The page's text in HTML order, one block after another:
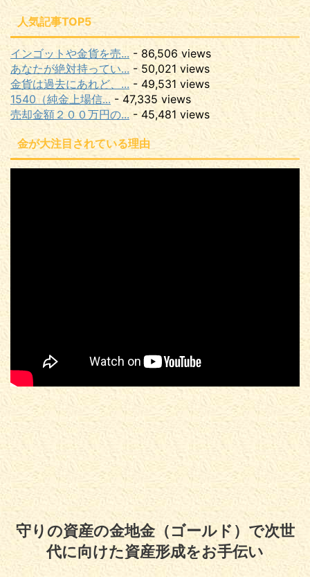
人気記事TOP5
インゴットや金貨を売... - 86,506 views
あなたが絶対持ってい... - 50,021 views
金貨は過去にあれど、... - 49,531 views
1540（純金上場信... - 47,335 views
売却金額２００万円の... - 45,481 views
金が大注目されている理由
守りの資産の金地金（ゴールド）で次世
代に向けた資産形成をお手伝い